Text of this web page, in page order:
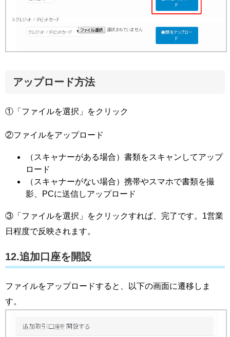
アップロード方法
①「ファイルを選択」をクリック
②ファイルをアップロード
（スキャナーがある場合）書類をスキャンしてアップ
ロード
（スキャナーがない場合）携帯やスマホで書類を撮
影、PCに送信しアップロード
③「ファイルを選択」をクリックすれば、完了です。1営業
日程度で反映されます。
12.追加口座を開設
ファイルをアップロードすると、以下の画面に遷移しま
す。